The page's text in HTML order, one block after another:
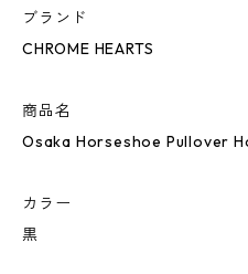
ブランド
CHROME HEARTS
商品名
Osaka Horseshoe Pullover
カラー
黒